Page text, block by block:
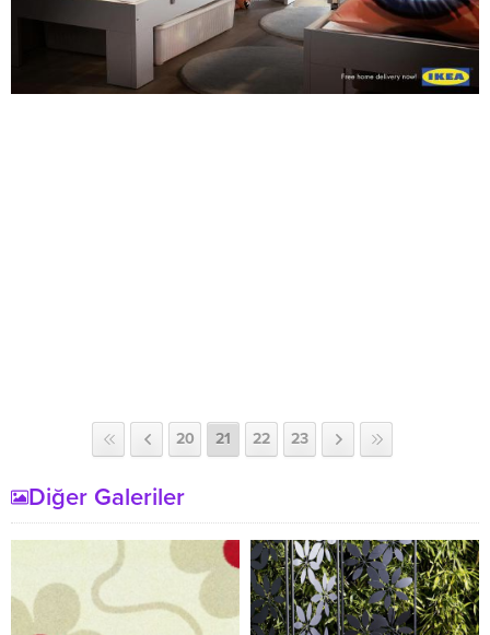
20 21 22 23
Diğer Galeriler